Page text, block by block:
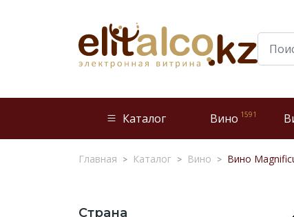
Каталог Вино 1591
Главная Каталог Вино Вино
Страна